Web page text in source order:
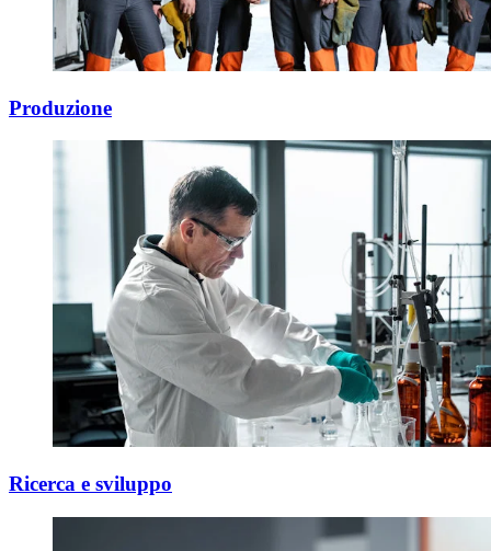
Produzione
Ricerca e sviluppo